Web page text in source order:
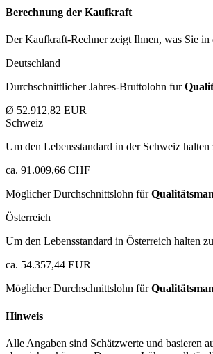
Berechnung der Kaufkraft
Der Kaufkraft-Rechner zeigt Ihnen, was Sie in
Deutschland
Durchschnittlicher Jahres-Bruttolohn fur
Ø 52.912,82 EUR
Schweiz
Um den Lebensstandard in der Schweiz
ca. 91.009,66 CHF
Möglicher Durchschnittslohn für
Österreich
Um den Lebensstandard in Österreich halten
ca. 54.357,44 EUR
Möglicher Durchschnittslohn für
Hinweis
Alle Angaben sind Schätzwerte und basieren